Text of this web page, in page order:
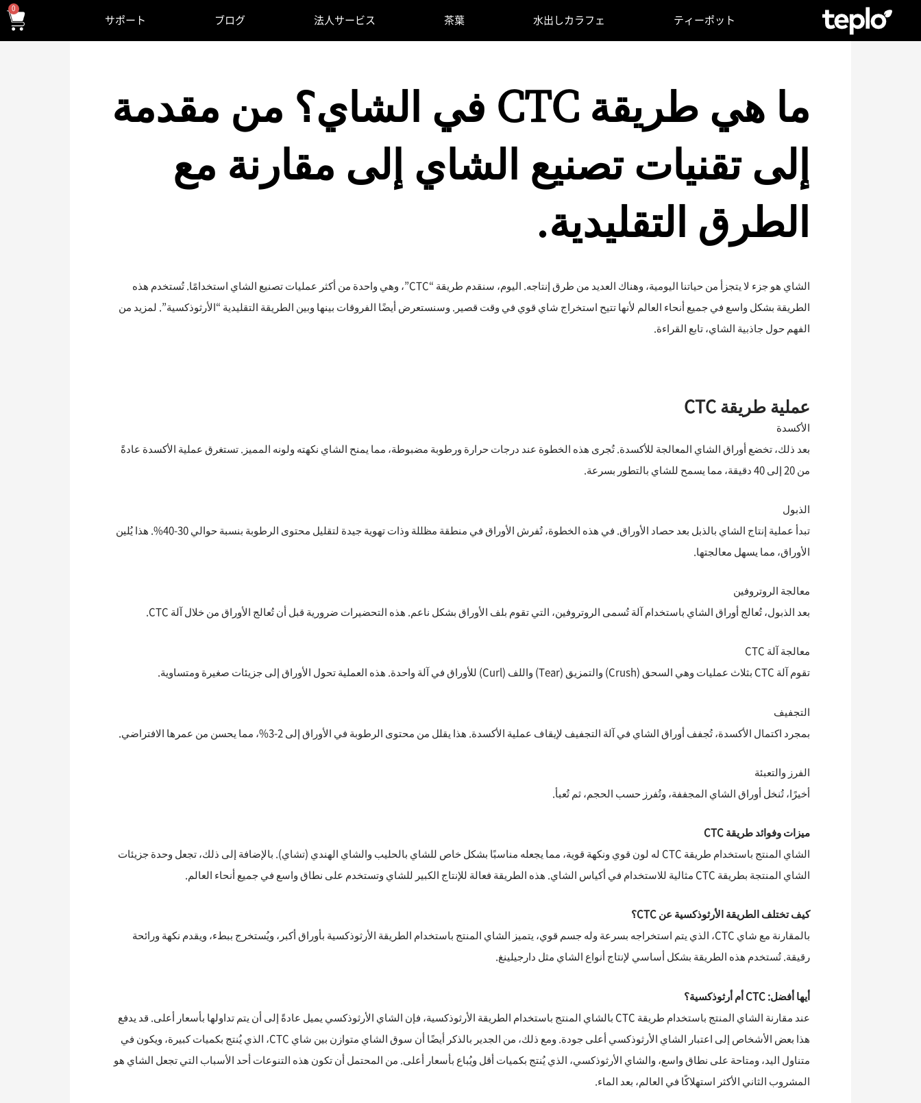
ティーポット
水出しカラフェ
茶葉
法人サービス
ブログ
サポート
0
ما هي طريقة CTC في الشاي؟ من مقدمة
إلى تقنيات تصنيع الشاي إلى مقارنة مع
الطرق التقليدية.
الشاي هو جزء لا يتجزأ من حياتنا اليومية، وهناك العديد من طرق إنتاجه. اليوم، سنقدم طريقة “CTC”، وهي واحدة من أكثر عمليات تصنيع الشاي استخدامًا. تُستخدم هذه
الطريقة بشكل واسع في جميع أنحاء العالم لأنها تتيح استخراج شاي قوي في وقت قصير. وسنستعرض أيضًا الفروقات بينها وبين الطريقة التقليدية “الأرثوذكسية”. لمزيد من
الفهم حول جاذبية الشاي، تابع القراءة.
عملية طريقة CTC
الأكسدة
بعد ذلك، تخضع أوراق الشاي المعالجة للأكسدة. تُجرى هذه الخطوة عند درجات حرارة ورطوبة مضبوطة، مما يمنح الشاي نكهته ولونه المميز. تستغرق عملية الأكسدة عادةً
من 20 إلى 40 دقيقة، مما يسمح للشاي بالتطور بسرعة.
الذبول
تبدأ عملية إنتاج الشاي بالذبل بعد حصاد الأوراق. في هذه الخطوة، تُفرش الأوراق في منطقة مظللة وذات تهوية جيدة لتقليل محتوى الرطوبة بنسبة حوالي 30-40%. هذا يُلين
الأوراق، مما يسهل معالجتها.
معالجة الروتروفين
بعد الذبول، تُعالج أوراق الشاي باستخدام آلة تُسمى الروتروفين، التي تقوم بلف الأوراق بشكل ناعم. هذه التحضيرات ضرورية قبل أن تُعالج الأوراق من خلال آلة CTC.
معالجة آلة CTC
تقوم آلة CTC بثلاث عمليات وهي السحق (Crush) والتمزيق (Tear) واللف (Curl) للأوراق في آلة واحدة. هذه العملية تحول الأوراق إلى جزيئات صغيرة ومتساوية.
التجفيف
بمجرد اكتمال الأكسدة، تُجفف أوراق الشاي في آلة التجفيف لإيقاف عملية الأكسدة. هذا يقلل من محتوى الرطوبة في الأوراق إلى 2-3%، مما يحسن من عمرها الافتراضي.
الفرز والتعبئة
أخيرًا، تُنخل أوراق الشاي المجففة، وتُفرز حسب الحجم، ثم تُعبأ.
ميزات وفوائد طريقة CTC
الشاي المنتج باستخدام طريقة CTC له لون قوي ونكهة قوية، مما يجعله مناسبًا بشكل خاص للشاي بالحليب والشاي الهندي (تشاي). بالإضافة إلى ذلك، تجعل وحدة جزيئات
الشاي المنتجة بطريقة CTC مثالية للاستخدام في أكياس الشاي. هذه الطريقة فعالة للإنتاج الكبير للشاي وتستخدم على نطاق واسع في جميع أنحاء العالم.
كيف تختلف الطريقة الأرثوذكسية عن CTC؟
بالمقارنة مع شاي CTC، الذي يتم استخراجه بسرعة وله جسم قوي، يتميز الشاي المنتج باستخدام الطريقة الأرثوذكسية بأوراق أكبر، ويُستخرج ببطء، ويقدم نكهة ورائحة
رقيقة. تُستخدم هذه الطريقة بشكل أساسي لإنتاج أنواع الشاي مثل دارجيلينغ.
أيها أفضل: CTC أم أرثوذكسية؟
عند مقارنة الشاي المنتج باستخدام طريقة CTC بالشاي المنتج باستخدام الطريقة الأرثوذكسية، فإن الشاي الأرثوذكسي يميل عادةً إلى أن يتم تداولها بأسعار أعلى. قد يدفع
هذا بعض الأشخاص إلى اعتبار الشاي الأرثوذكسي أعلى جودة. ومع ذلك، من الجدير بالذكر أيضًا أن سوق الشاي متوازن بين شاي CTC، الذي يُنتج بكميات كبيرة، ويكون في
متناول اليد، ومتاحة على نطاق واسع، والشاي الأرثوذكسي، الذي يُنتج بكميات أقل ويُباع بأسعار أعلى. من المحتمل أن تكون هذه التنوعات أحد الأسباب التي تجعل الشاي هو
المشروب الثاني الأكثر استهلاكًا في العالم، بعد الماء.